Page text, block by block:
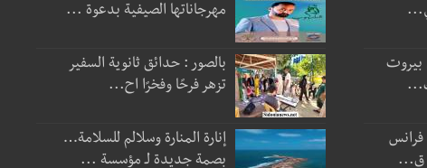
بيروت
فرانس
ق...
مهرجاناتها الصيفية بدعوة ...
بالصور : حدائق ثانوية السفير
تزهر فرحًا وفخرًا اح...
إنارة المنارة وسلالم للسلامة…
بصمة جديدة لـ مؤسسة ...